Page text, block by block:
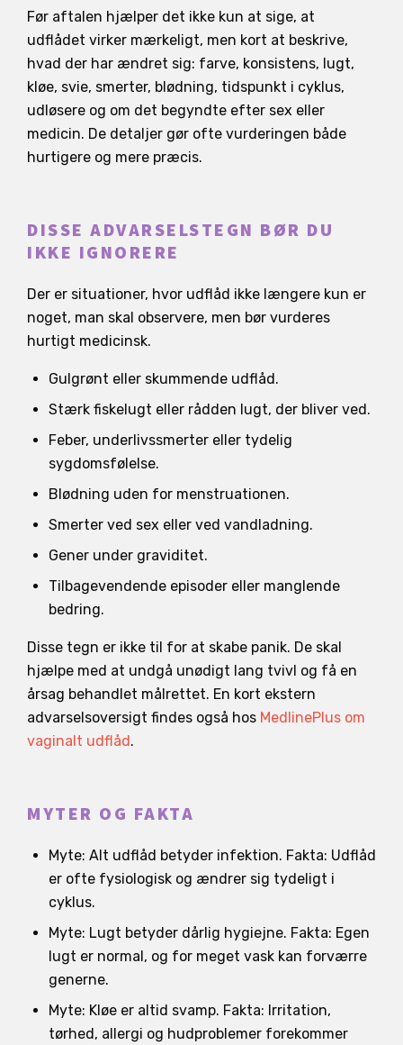
Før aftalen hjælper det ikke kun at sige, at
udflådet virker mærkeligt, men kort at beskrive,
hvad der har ændret sig: farve, konsistens, lugt,
kløe, svie, smerter, blødning, tidspunkt i cyklus,
udløsere og om det begyndte efter sex eller
medicin. De detaljer gør ofte vurderingen både
hurtigere og mere præcis.
DISSE ADVARSELSTEGN BØR DU
IKKE IGNORERE
Der er situationer, hvor udflåd ikke længere kun er
noget, man skal observere, men bør vurderes
hurtigt medicinsk.
Gulgrønt eller skummende udflåd.
Stærk fiskelugt eller rådden lugt, der bliver ved.
Feber, underlivssmerter eller tydelig
sygdomsfølelse.
Blødning uden for menstruationen.
Smerter ved sex eller ved vandladning.
Gener under graviditet.
Tilbagevendende episoder eller manglende
bedring.
Disse tegn er ikke til for at skabe panik. De skal
hjælpe med at undgå unødigt lang tvivl og få en
årsag behandlet målrettet. En kort ekstern
advarselsoversigt findes også hos MedlinePlus om
vaginalt udflåd.
MYTER OG FAKTA
Myte: Alt udflåd betyder infektion. Fakta: Udflåd
er ofte fysiologisk og ændrer sig tydeligt i
cyklus.
Myte: Lugt betyder dårlig hygiejne. Fakta: Egen
lugt er normal, og for meget vask kan forværre
generne.
Myte: Kløe er altid svamp. Fakta: Irritation,
tørhed, allergi og hudproblemer forekommer